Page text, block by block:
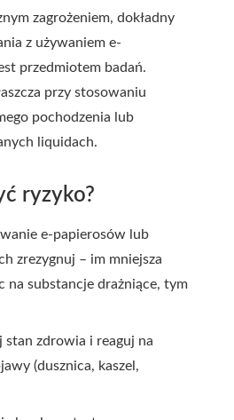
zagrożeniem, dokładny
z używaniem e-
przedmiotem badań.
przy stosowaniu
pochodzenia lub
liquidach.
ryzyko?
e-papierosów lub
zrezygnuj – im mniejsza
na substancje drażniące, tym
zdrowia i reaguj na
(dusznica, kaszel,